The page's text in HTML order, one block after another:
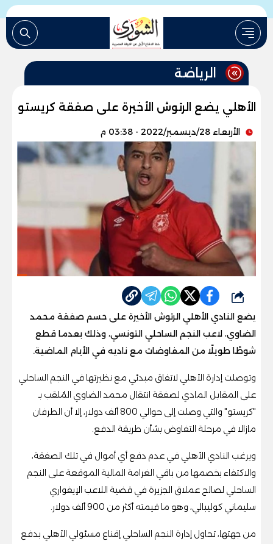
الرياضة
الأهلي يضع الرتوش الأخيرة على صفقة كريستو
الأربعاء 28/ديسمبر/2022 - 03:38 م
شارك
يضع النادي الأهلي الرتوش الأخيرة على حسم صفقة محمد
الضاوي، لاعب النجم الساحلي التونسي، وذلك بعدما قطع
شوطًا طويلًا من المفاوضات مع ناديه في الأيام الماضية.
وتوصلت إدارة الأهلي لاتفاق مبدئي مع نظيرتها في النجم الساحلي
على المقابل المادي لصفقة انتقال محمد الضاوي المُلقب بـ
"كريستو" والتي وصلت إلى حوالي 800 ألف دولار، إلا أن الطرفان
مازالا في مرحلة التفاوض بشأن طريقة الدفع.
ويرغب النادي الأهلي في عدم دفع أي أموال في تلك الصفقة،
والاكتفاء بخصمها من باقي الغرامة المالية الموقعة على النجم
الساحلي لصالح عملاق الجزيرة في قضية اللاعب الإيفواري
سليماني كوليبالي، وهو ما قيمته أكثر من 900 ألف دولار.
من جهتها، تحاول إدارة النجم الساحلي إقناع مسئولي الأهلي بدفع